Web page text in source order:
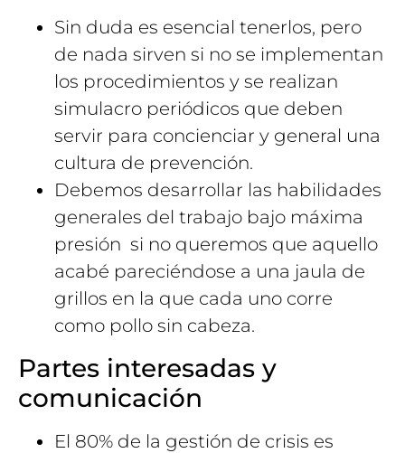
Sin duda es esencial tenerlos, pero
de nada sirven si no se implementan
los procedimientos y se realizan
simulacro periódicos que deben
servir para concienciar y general una
cultura de prevención.
Debemos desarrollar las habilidades
generales del trabajo bajo máxima
presión si no queremos que aquello
acabé pareciéndose a una jaula de
grillos en la que cada uno corre
como pollo sin cabeza.
Partes interesadas y
comunicación
El 80% de la gestión de crisis es